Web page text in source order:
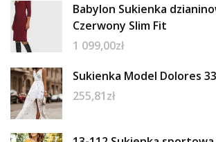
Babylon Sukienka
Czerwony Slim Fit
1 099,00zł
Sukienka Model Dolores
255,81zł